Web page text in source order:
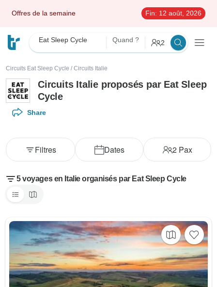
Offres de la semaine Fin: 12 août, 2026
Eat Sleep Cycle Quand ? 2
Circuits Eat Sleep Cycle / Circuits Italie
Circuits Italie proposés par Eat Sleep
Cycle
Share
Dates 2Pax
Filtres
5 voyages en Italie organisés par Eat Sleep Cycle